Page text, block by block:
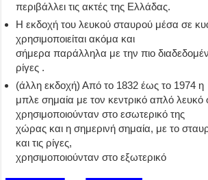
περιβάλλει τις ακτές της Ελλάδας.
Η εκδοχή του λευκού σταυρού μέσα σε
χρησιμοποιείται ακόμα και
σήμερα παράλληλα με την πιο
ρίγες .
(άλλη εκδοχή) Από το 1832 έως το 1974 η
μπλε σημαία με τον κεντρικό απλό λευκό
χρησιμοποιούνταν στο εσωτερικό της
χώρας και η σημερινή σημαία, με το
και τις ρίγες,
χρησιμοποιούνταν στο εξωτερικό